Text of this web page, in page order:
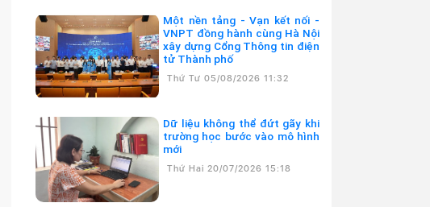
Một nền tảng - Vạn kết nối -
VNPT đồng hành cùng Hà Nội
xây dựng Cổng Thông tin điện
tử Thành phố
Thứ Tư 05/08/2026 11:32
Dữ liệu không thể đứt gãy khi
trường học bước vào mô hình
mới
Thứ Hai 20/07/2026 15:18